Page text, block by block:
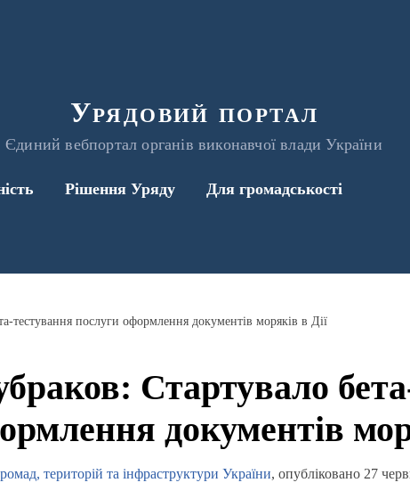
Урядовий портал
Єдиний вебпортал органів виконавчої влади України
Рішення Уряду Для громадськості
тестування послуги оформлення документів моряків в Дії
Стартувало
документів
територій та інфраструктури України, опубліковано 27